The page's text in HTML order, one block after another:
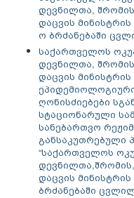
დევნილთა,
დაცვის მინისტრის
ო ბრძანებაში
საქართველოს
დევნილთა,
დაცვის მინისტრის
ღონისძიებები
სტაციონარული
სანებართვო
განსაკუთრებული
“საქართველოს
დაცვის მინისტრის
ბრძანებაში